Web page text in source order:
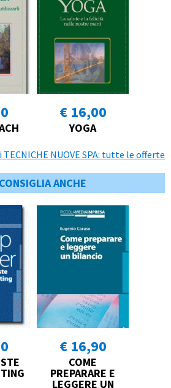
€ 16,00
YOGA
TECNICHE NUOVE SPA: tutte le offerte
ANCHE
€ 16,90
COME
PREPARARE E
LEGGERE UN